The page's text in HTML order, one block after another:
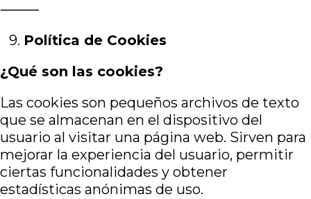
⸻
9.⁠ ⁠ Política de Cookies
¿Qué son las cookies?
Las cookies son pequeños archivos de texto
que se almacenan en el dispositivo del
usuario al visitar una página web. Sirven para
mejorar la experiencia del usuario, permitir
ciertas funcionalidades y obtener
estadísticas anónimas de uso.